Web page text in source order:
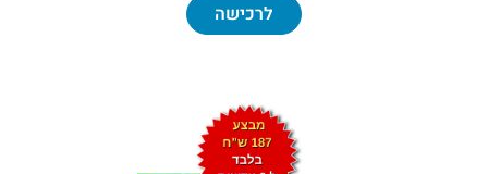
לרכישה